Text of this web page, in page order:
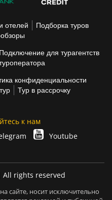
отелей
Подборка туров
Подключение для турагентств
конфиденциальности
Тур в рассрочку
к нам
Youtube
All rights reserved
сайте, носит исключительно